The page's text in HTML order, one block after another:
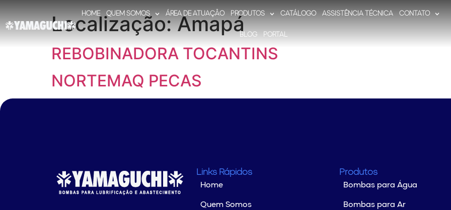
HOME QUEM SOMOS ÁREA DE ATUAÇÃO PRODUTOS CATÁLOGO ASSISTÊNCIA TÉCNICA CONTATO
BLOG PORTAL
Localização:Amapá
REBOBINADORA TOCANTINS
NORTEMAQ PECAS
Links Rápidos
Home
Quem Somos
Produtos
Bombas para Água
Bombas para Ar